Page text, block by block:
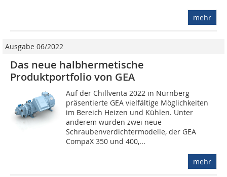
mehr
Ausgabe 06/2022
Das neue halbhermetische
Produktportfolio von GEA
Auf der Chillventa 2022 in Nürnberg
präsentierte GEA vielfältige Möglichkeiten
im Bereich Heizen und Kühlen. Unter
anderem wurden zwei neue
Schraubenverdichtermodelle, der GEA
CompaX 350 und 400,...
mehr